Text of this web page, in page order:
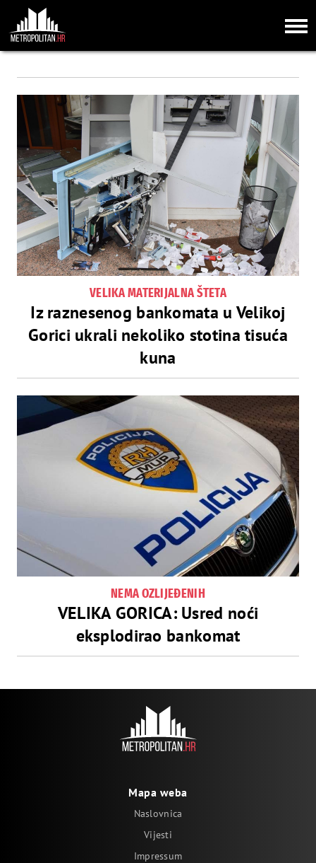
VELIKA MATERIJALNA ŠTETA
Iz raznesenog bankomata u Velikoj
Gorici ukrali nekoliko stotina tisuća
kuna
NEMA OZLIJEĐENIH
VELIKA GORICA: Usred noći
eksplodirao bankomat
Mapa weba
Naslovnica
Vijesti
Impressum